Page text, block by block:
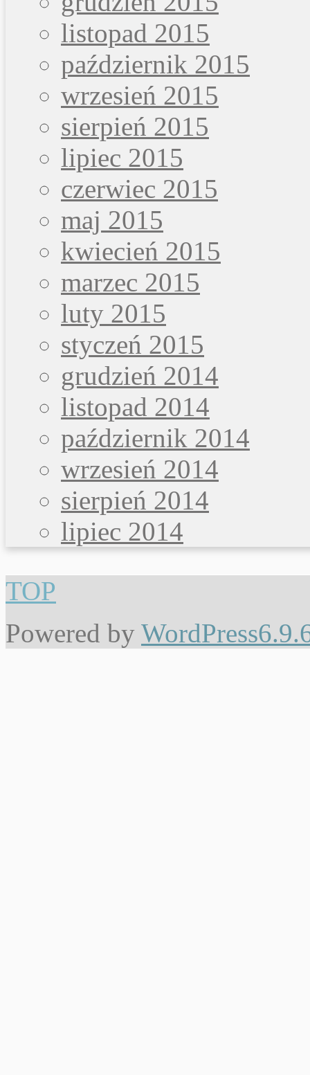
listopad 2015
październik 2015
wrzesień 2015
sierpień 2015
lipiec 2015
czerwiec 2015
maj 2015
kwiecień 2015
marzec 2015
luty 2015
styczeń 2015
grudzień 2014
listopad 2014
październik 2014
wrzesień 2014
sierpień 2014
lipiec 2014
TOP
Powered by